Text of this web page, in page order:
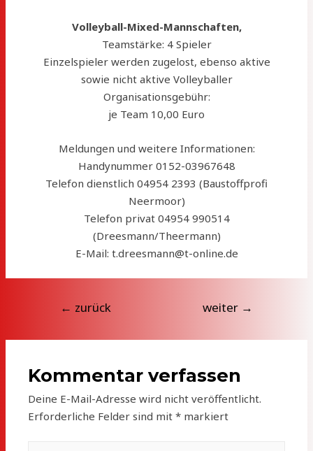
Volleyball-Mixed-Mannschaften,
Teamstärke: 4 Spieler
Einzelspieler werden zugelost, ebenso aktive
sowie nicht aktive Volleyballer
Organisationsgebühr:
je Team 10,00 Euro
Meldungen und weitere Informationen:
Handynummer 0152-03967648
Telefon dienstlich 04954 2393 (Baustoffprofi
Neermoor)
Telefon privat 04954 990514
(Dreesmann/Theermann)
E-Mail: t.dreesmann@t-online.de
Beitragsnavigation
← zurück weiter →
Kommentar verfassen
Deine E-Mail-Adresse wird nicht veröffentlicht.
Erforderliche Felder sind mit* markiert